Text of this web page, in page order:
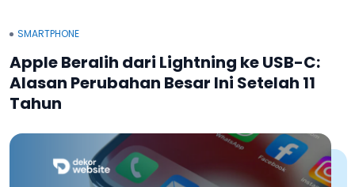
SMARTPHONE
Apple Beralih dari Lightning ke USB-C:
Alasan Perubahan Besar Ini Setelah 11
Tahun